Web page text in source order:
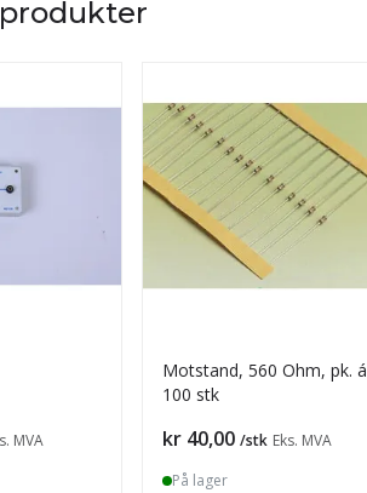
MVA
Motstand, 560 Ohm, pk. á
100 stk
Pris
kr 40,00 /stk Eks. MVA
På lager